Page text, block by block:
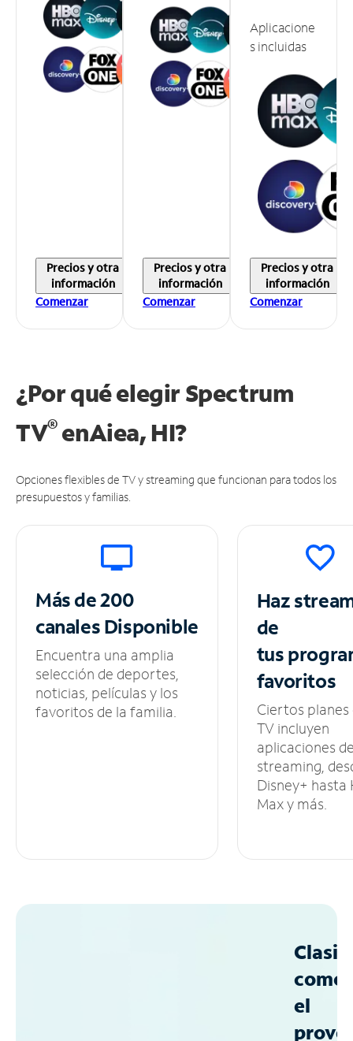
Precios y otra
información
Comenzar
Precios y otra
información
Comenzar
Aplicacione
s incluidas
Precios y otra
información
Comenzar
¿Por qué elegir Spectrum
TV®enAiea, HI?
Opciones flexibles de TV y streaming que funcionan para todos los
presupuestos y familias.
Más de 200
canalesDisponible
Encuentra una amplia
selección de deportes,
noticias, películas y los
favoritos de la familia.
Haz
de
tus
favoritos
Ciertos planes
TV incluyen
aplicaciones
streaming,
Disney+ hasta
Max y más.
como
el